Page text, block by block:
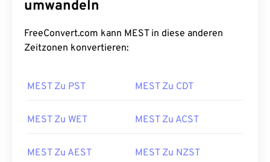
umwandeln
FreeConvert.com kann MEST in diese anderen
Zeitzonen konvertieren:
MEST Zu PST MEST Zu CDT
MEST Zu WET MEST Zu ACST
MEST Zu AEST MEST Zu NZST